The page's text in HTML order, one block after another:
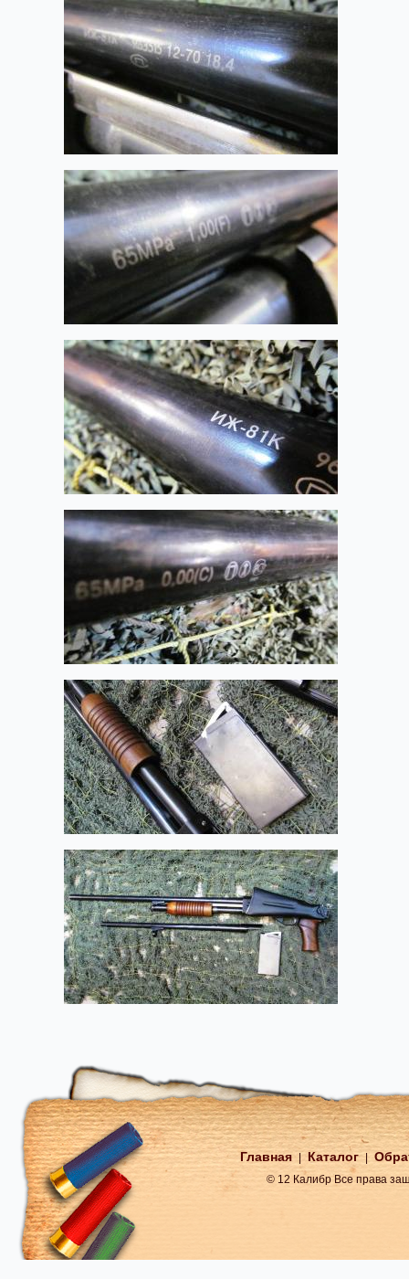
Главная Каталог
© 12 Калибр Все права